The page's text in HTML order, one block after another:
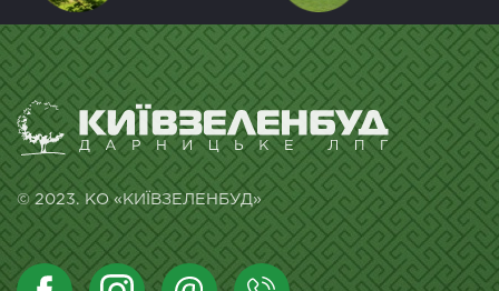
© 2023. КО «КИЇВЗЕЛЕНБУД»